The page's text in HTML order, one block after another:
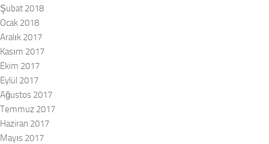
Şubat 2018
Ocak 2018
Aralık 2017
Kasım 2017
Ekim 2017
Eylül 2017
Ağustos 2017
Temmuz 2017
Haziran 2017
Mayıs 2017